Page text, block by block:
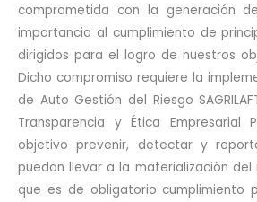
comprometida con la generación
importancia al cumplimiento de
dirigidos para el logro de nuestros
Dicho compromiso requiere la
de Auto Gestión del Riesgo
Transparencia y Ética Empresarial
objetivo prevenir, detectar y
puedan llevar a la materialización del
que es de obligatorio cumplimiento